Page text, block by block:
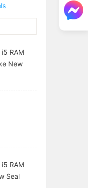
RAM
New
RAM
Seal